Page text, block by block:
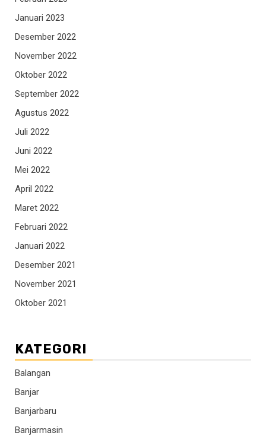
Januari 2023
Desember 2022
November 2022
Oktober 2022
September 2022
Agustus 2022
Juli 2022
Juni 2022
Mei 2022
April 2022
Maret 2022
Februari 2022
Januari 2022
Desember 2021
November 2021
Oktober 2021
KATEGORI
Balangan
Banjar
Banjarbaru
Banjarmasin